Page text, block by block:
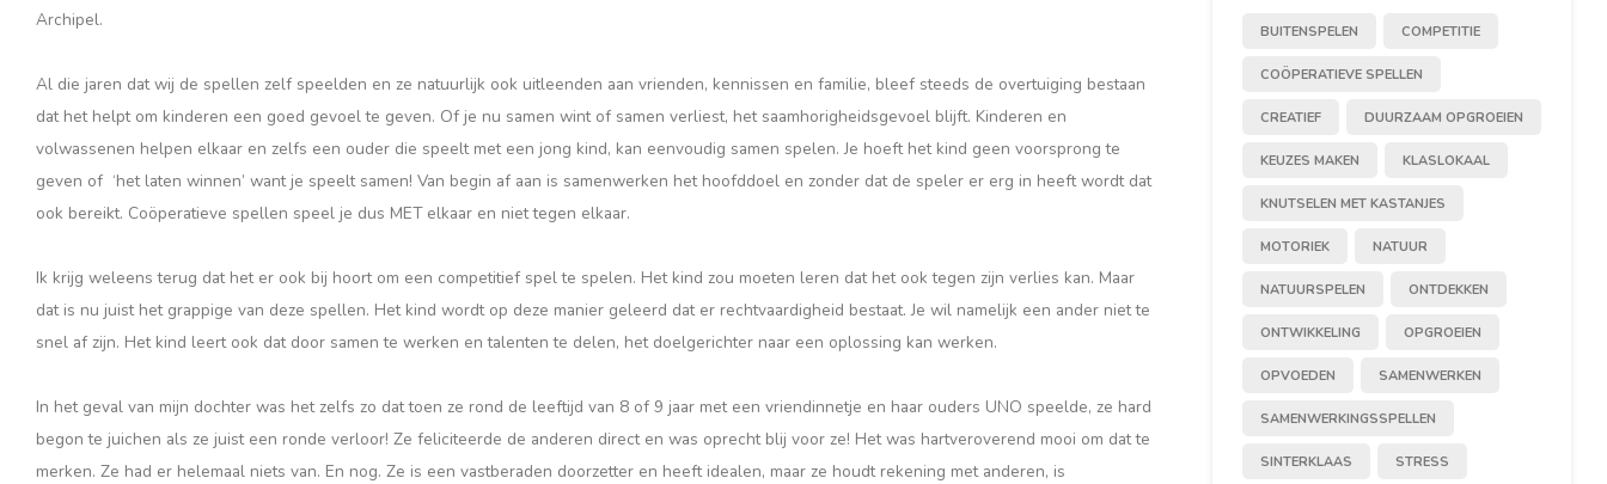
Archipel.
Al die jaren dat wij de spellen zelf speelden en ze natuurlijk ook uitleenden aan vrienden, kennissen en familie, bleef steeds de overtuiging bestaan
dat het helpt om kinderen een goed gevoel te geven. Of je nu samen wint of samen verliest, het saamhorigheidsgevoel blijft. Kinderen en
volwassenen helpen elkaar en zelfs een ouder die speelt met een jong kind, kan eenvoudig samen spelen. Je hoeft het kind geen voorsprong te
geven of ‘het laten winnen’ want je speelt samen! Van begin af aan is samenwerken het hoofddoel en zonder dat de speler er erg in heeft wordt dat
ook bereikt. Coöperatieve spellen speel je dus MET elkaar en niet tegen elkaar.
Ik krijg weleens terug dat het er ook bij hoort om een competitief spel te spelen. Het kind zou moeten leren dat het ook tegen zijn verlies kan. Maar
dat is nu juist het grappige van deze spellen. Het kind wordt op deze manier geleerd dat er rechtvaardigheid bestaat. Je wil namelijk een ander niet te
snel af zijn. Het kind leert ook dat door samen te werken en talenten te delen, het doelgerichter naar een oplossing kan werken.
In het geval van mijn dochter was het zelfs zo dat toen ze rond de leeftijd van 8 of 9 jaar met een vriendinnetje en haar ouders UNO speelde, ze hard
begon te juichen als ze juist een ronde verloor! Ze feliciteerde de anderen direct en was oprecht blij voor ze! Het was hartveroverend mooi om dat te
merken. Ze had er helemaal niets van. En nog. Ze is een vastberaden doorzetter en heeft idealen, maar ze houdt rekening met anderen, is
BUITENSPELEN COMPETITIE
COÖPERATIEVE SPELLEN
CREATIEF DUURZAAM OPGROEIEN
KEUZES MAKEN KLASLOKAAL
KNUTSELEN MET KASTANJES
MOTORIEK NATUUR
NATUURSPELEN ONTDEKKEN
ONTWIKKELING OPGROEIEN
OPVOEDEN SAMENWERKEN
SAMENWERKINGSSPELLEN
SINTERKLAAS STRESS